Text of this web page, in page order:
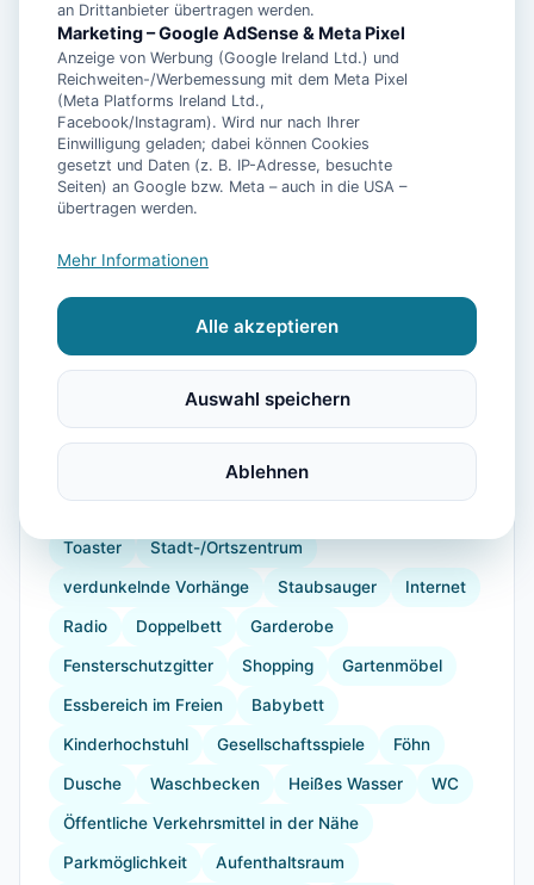
Ausstattung
WLAN
Küche Kühlschrank
Geschirrspüler Terrasse Garten
Herdplatte
Gefrierfach Küchenutensilien Backofen
Toaster Stadt-/Ortszentrum
verdunkelnde Vorhänge Staubsauger Internet
Radio Doppelbett Garderobe
Fensterschutzgitter Shopping Gartenmöbel
Essbereich im Freien Babybett
Kinderhochstuhl Gesellschaftsspiele Föhn
Dusche Waschbecken Heißes Wasser WC
Öffentliche Verkehrsmittel in der Nähe
Parkmöglichkeit Aufenthaltsraum
an Drittanbieter übertragen werden.
Marketing – Google AdSense & Meta Pixel
Anzeige von Werbung (Google Ireland Ltd.) und
Reichweiten-/Werbemessung mit dem Meta Pixel
(Meta Platforms Ireland Ltd.,
Facebook/Instagram). Wird nur nach Ihrer
Einwilligung geladen; dabei können Cookies
gesetzt und Daten (z. B. IP-Adresse, besuchte
Seiten) an Google bzw. Meta – auch in die USA –
übertragen werden.
Mehr Informationen
Alle akzeptieren
Auswahl speichern
Ablehnen